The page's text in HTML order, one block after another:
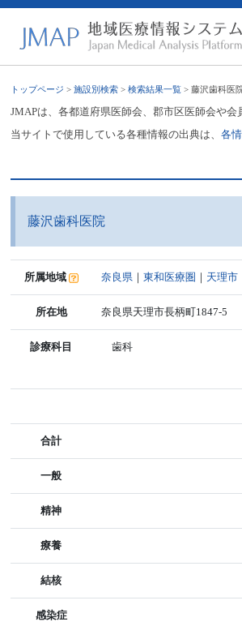
トップページ >施設別検索 >検索結果一覧 > 藤沢歯科医
JMAPは、各都道府県医師会、郡市区医師会や
当サイトで使用している各種情報の出典は、各
藤沢歯科医院
所属地域 奈良県 ｜東和医療圏 ｜ 天理市
所在地 奈良県天理市長柄町1847-5
診療科目 歯科
合計
一般
精神
療養
結核
感染症